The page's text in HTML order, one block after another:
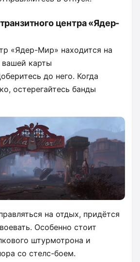
центра «Ядер-
«Ядер-Мир» находится на
вашей карты
до него. Когда
остерегайтесь банды
на отдых, придётся
Особенно стоит
штурмотрона и
со стелс-боем.